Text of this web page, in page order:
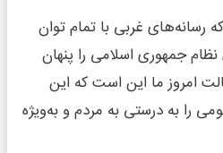
رسانه‌های غربی با تمام توان
جمهوری اسلامی را پنهان
امروز ما این است که این
را به درستی به مردم و به‌ویژه